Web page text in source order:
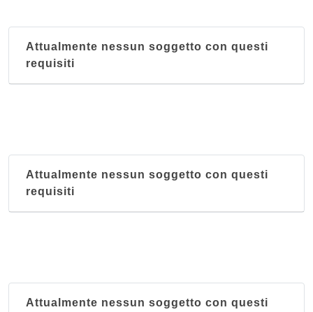
Attualmente nessun soggetto con questi
requisiti
Attualmente nessun soggetto con questi
requisiti
Attualmente nessun soggetto con questi